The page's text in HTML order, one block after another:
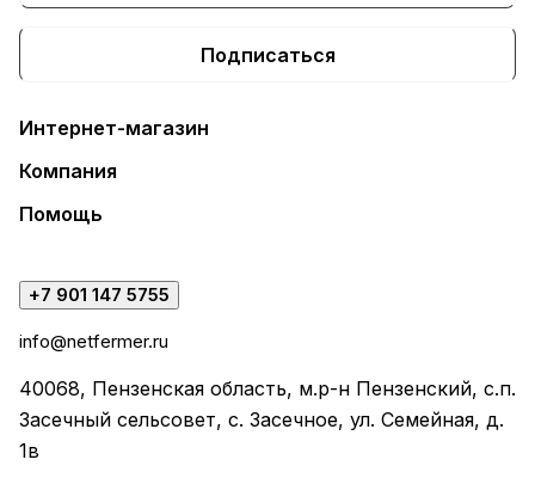
Подписаться
Интернет-магазин
Компания
Помощь
+7 901 147 5755
info@netfermer.ru
40068, Пензенская область, м.р-н Пензенский, с.п.
Засечный сельсовет, с. Засечное, ул. Семейная, д.
1в